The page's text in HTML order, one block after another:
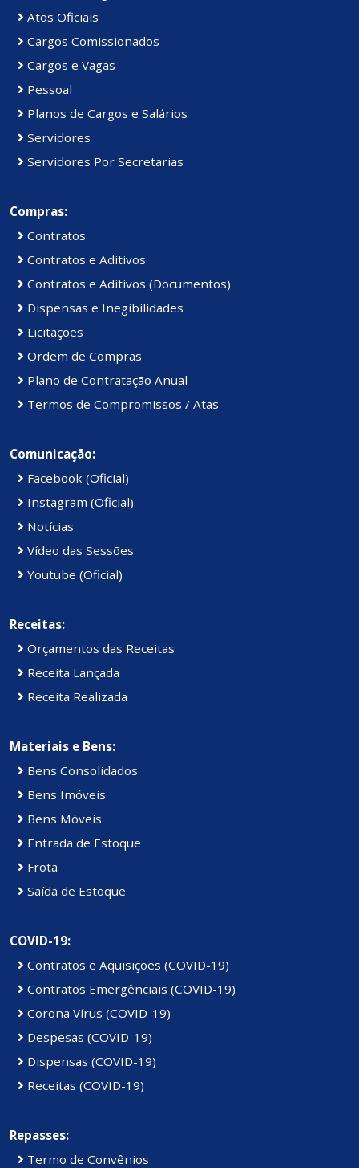
Atos Oficiais
Cargos Comissionados
Cargos e Vagas
Pessoal
Planos de Cargos e Salários
Servidores
Servidores Por Secretarias
Compras:
Contratos
Contratos e Aditivos
Contratos e Aditivos (Documentos)
Dispensas e Inegibilidades
Licitações
Ordem de Compras
Plano de Contratação Anual
Termos de Compromissos / Atas
Comunicação:
Facebook (Oficial)
Instagram (Oficial)
Notícias
Vídeo das Sessões
Youtube (Oficial)
Receitas:
Orçamentos das Receitas
Receita Lançada
Receita Realizada
Materiais e Bens:
Bens Consolidados
Bens Imóveis
Bens Móveis
Entrada de Estoque
Frota
Saída de Estoque
COVID-19:
Contratos e Aquisições (COVID-19)
Contratos Emergênciais (COVID-19)
Corona Vírus (COVID-19)
Despesas (COVID-19)
Dispensas (COVID-19)
Receitas (COVID-19)
Repasses:
Termo de Convênios